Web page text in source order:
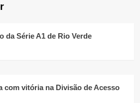
da Série A1 de Rio Verde
com vitória na Divisão de Acesso